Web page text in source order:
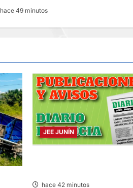
hace 49 minutos
JEE JUNÍN
hace 42 minutos